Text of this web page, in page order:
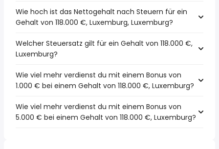
Wie hoch ist das Nettogehalt nach Steuern für ein
Gehalt von 118.000 €, Luxemburg, Luxemburg?
Welcher Steuersatz gilt für ein Gehalt von 118.000 €,
Luxemburg?
Wie viel mehr verdienst du mit einem Bonus von
1.000 € bei einem Gehalt von 118.000 €, Luxemburg?
Wie viel mehr verdienst du mit einem Bonus von
5.000 € bei einem Gehalt von 118.000 €, Luxemburg?